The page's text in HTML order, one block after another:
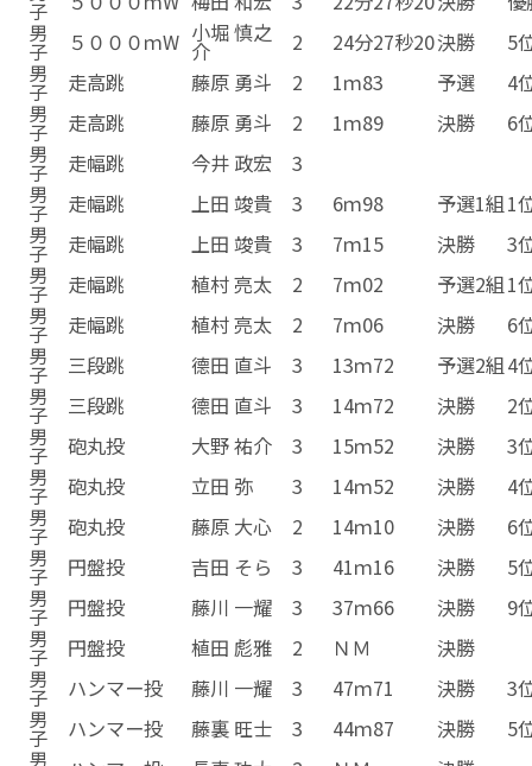
子
男
子 ５０００ｍW 小堀 慎之
介 2 24分27秒20決勝
5
男
子 走高跳 藤原 勇斗 2 1ｍ83 予選
4
男
子 走高跳 藤原 勇斗 2 1ｍ89 決勝
6
男
子 走幅跳 今井 政宏
3
男
子 走幅跳 上田 竣貴 3 6ｍ98 予選1組1
男
子 走幅跳 上田 竣貴 3 7ｍ15 決勝
3
男
子 走幅跳 植村 亮太 2 7ｍ02 予選2組1
男
子 走幅跳 植村 亮太 2 7ｍ06 決勝
6
男
子 三段跳 德田 直斗 3 13ｍ72 予選2組4
男
子 三段跳 德田 直斗 3 14ｍ72 決勝
2
男
子 砲丸投 大野 祐介 3 15ｍ52 決勝
3
男
子 砲丸投 立田 弥 3 14ｍ52 決勝
4
男
子 砲丸投 藤原 大心 2 14ｍ10 決勝
6
男
子 円盤投 吉田 そら 3 41ｍ16 決勝
5
男
子 円盤投 藤川 一耀 3 37ｍ66 決勝
9
男
子 円盤投 植田 彪雅 2 ＮＭ
決勝
男
子 ハンマー投 藤川 一耀 3 47ｍ71 決勝
3
男
子 ハンマー投 藤裏 旺士 3 44ｍ87 決勝
5
男